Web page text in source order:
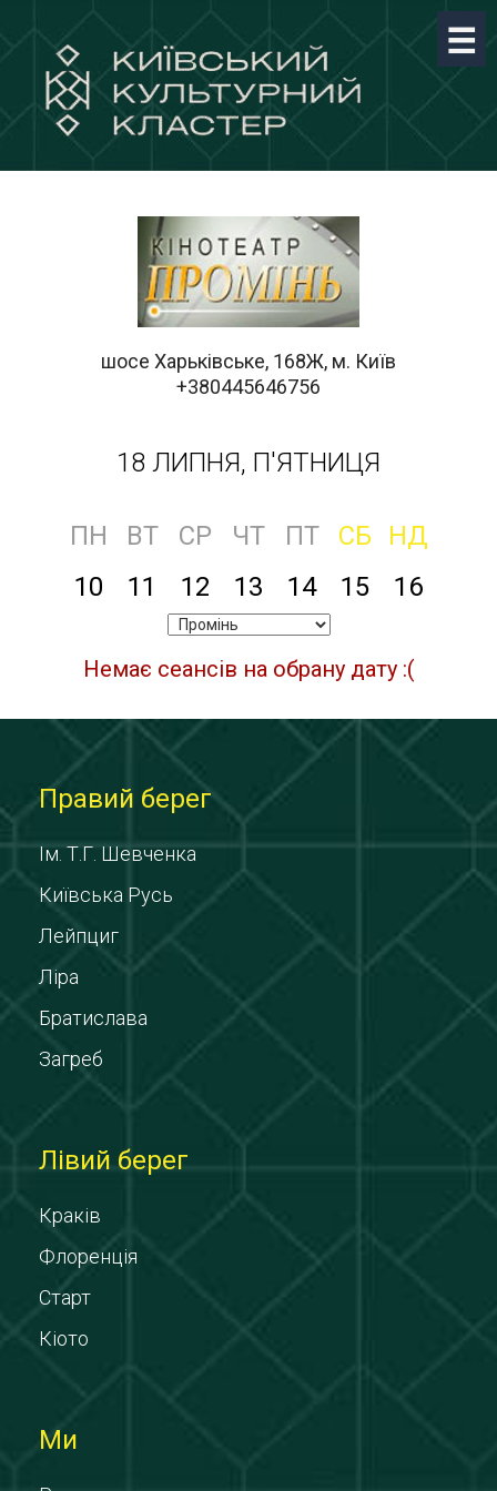
шосе Харьківське, 168Ж, м. Київ
+380445646756
18 ЛИПНЯ, П'ЯТНИЦЯ
ПН ВТ СР ЧТ ПТ СБ
НД
10
11 12 13 14 15 16
Немає сеансів на обрану дату :(
Правий берег
Ім. Т.Г. Шевченка
Київська Русь
Лейпциг
Ліра
Братислава
Загреб
Лівий берег
Краків
Флоренція
Старт
Кіото
Ми